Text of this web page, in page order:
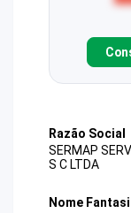
Razão Social
SERMAP
S C LTDA
Nome